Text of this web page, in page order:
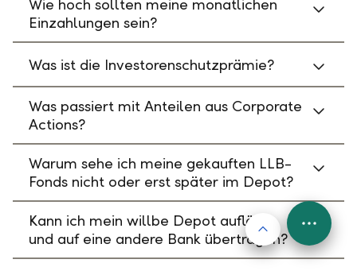
Wie hoch sollten meine monatlichen
Einzahlungen sein?
Was ist die Investorenschutzprämie?
Was passiert mit Anteilen aus Corporate
Actions?
Warum sehe ich meine gekauften LLB-
Fonds nicht oder erst später im Depot?
Kann ich mein willbe Depot auflösen
und auf eine andere Bank übertragen?
Nach oben
FAB
Menu